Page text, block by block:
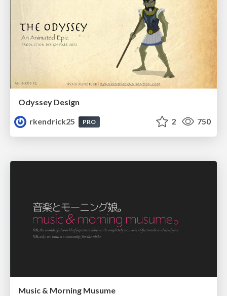
Odyssey Design
rkendrick25
PRO 2 750
Music & Morning Musume